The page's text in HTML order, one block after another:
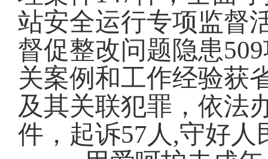
站安全运行专项监督
督促整改问题隐患
关案例和工作经验获
及其关联犯罪 ，依法
件， 起诉57人 ,守好人